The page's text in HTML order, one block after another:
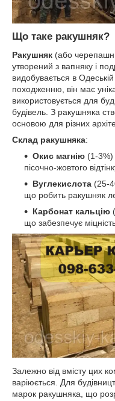
Що таке ракушняк?
Ракушняк (або
утворений з вапняку і
видобувається в
походженню, він має
використовується для
будівель. З ракушняка
основою для різних
Склад ракушняка:
Окис магнію (1-3%)
пісочно-жовтого
Вуглекислота (25-
що робить ракушняк
Карбонат кальцію
що забезпечує міцність
Залежно від вмісту цих
варіюється. Для
марок ракушняка, що